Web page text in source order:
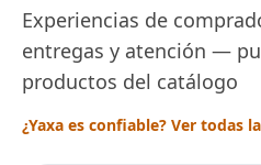
Experiencias de
entregas y atención —
productos del catálogo
¿Yaxa es confiable? Ver todas